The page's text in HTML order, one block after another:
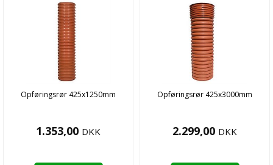
Opføringsrør 425x1250mm
1.353,00 DKK
Opføringsrør 425x3000mm
2.299,00 DKK